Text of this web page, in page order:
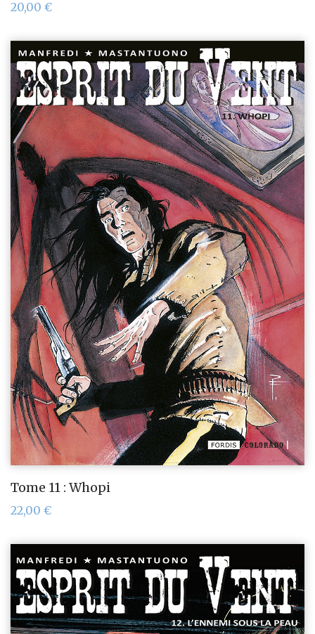
20,00 €
Tome 11 : Whopi
22,00 €